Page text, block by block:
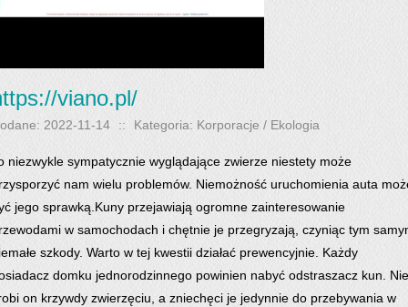
viano.pl/
2022-11-14 :: Kategoria: Korporacje / Ekologia
niezwykle sympatycznie wyglądające zwierze niestety może
nam wielu problemów. Niemożność uruchomienia auta
jego sprawką.Kuny przejawiają ogromne zainteresowanie
w samochodach i chętnie je przegryzają, czyniąc tym
szkody. Warto w tej kwestii działać prewencyjnie. Każdy
domku jednorodzinnego powinien nabyć odstraszacz kun. Nie
on krzywdy zwierzęciu, a zniechęci je jedynnie do przebywania w